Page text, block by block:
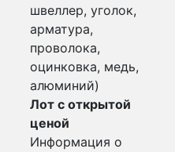
швеллер, уголок,
арматура,
проволока,
оцинковка, медь,
алюминий)
Лот с открытой
ценой
Информация о